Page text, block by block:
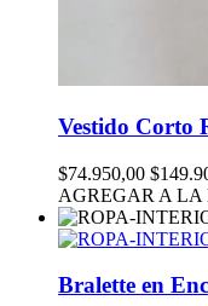
Vestido Corto
$74.950,00
AGREGAR A LA
Bralette en